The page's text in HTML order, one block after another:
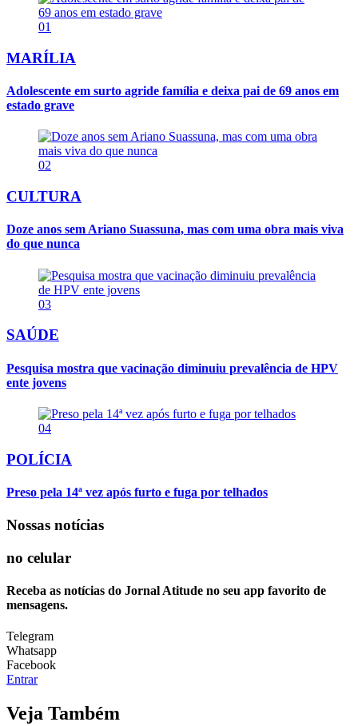
01
MARÍLIA
Adolescente em surto agride família e deixa pai de 69 anos em
estado grave
02
CULTURA
Doze anos sem Ariano Suassuna, mas com uma obra mais viva
do que nunca
03
SAÚDE
Pesquisa mostra que vacinação diminuiu prevalência de HPV
ente jovens
04
POLÍCIA
Preso pela 14ª vez após furto e fuga por telhados
Nossas notícias
no celular
Receba as notícias do Jornal Atitude no seu app favorito de
mensagens.
Telegram
Whatsapp
Facebook
Entrar
Veja Também